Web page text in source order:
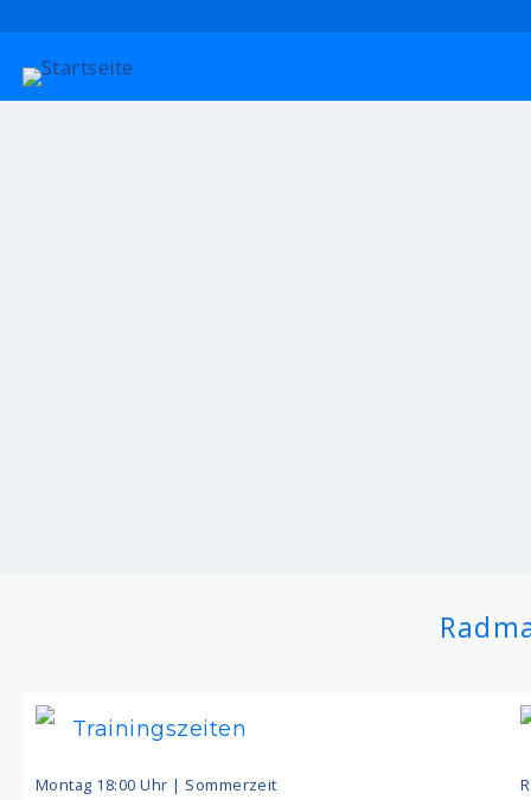
Trainingszeiten
Montag 18:00 Uhr | Sommerzeit